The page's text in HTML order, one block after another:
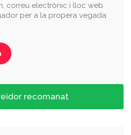
correu electrònic i lloc web
per a la propera vegada
recomanat